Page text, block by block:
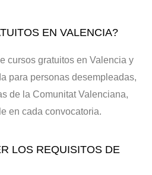
EN VALENCIA?
cursos gratuitos en Valencia y
para personas desempleadas,
de la Comunitat Valenciana,
en cada convocatoria.
LOS REQUISITOS DE